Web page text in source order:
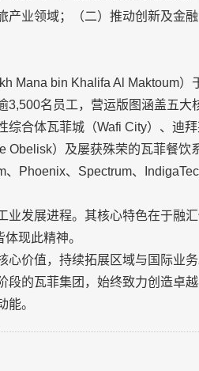
产业领域；（二）推动创新及金
Mana bin Khalifa Al Maktoum）
名员工，营运版图涵盖五大
合体瓦菲城（Wafi City）、迪
Obelisk）及屡获殊荣的瓦菲餐饮
Phoenix、Spectrum、
发展进程。其核心特色在于融汇
现此精神。
心价值，持续拓展区域与国际业
段的瓦菲集团，始终致力创造卓
。